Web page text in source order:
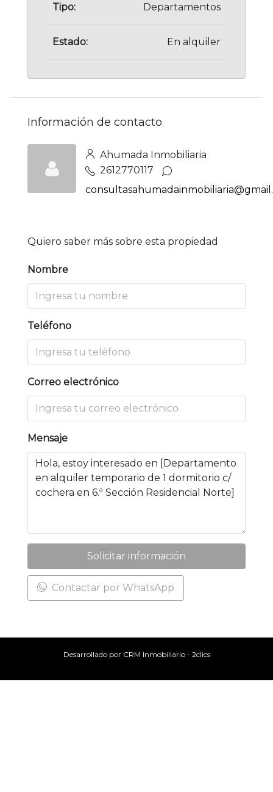
Tipo: Departamentos
Estado: En alquiler
Información de contacto
Ahumada Inmobiliaria
2612770117
Quiero saber más sobre esta propiedad
Nombre
Teléfono
Correo electrónico
Mensaje
Solicitar información
Contactar por WhatsApp
Desarrollado por CRM Inmobiliario - 2clics